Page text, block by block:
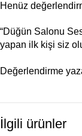
Henüz
“Düğün Salonu
yapan ilk kişi siz
Değerlendirme
İlgili ürünler